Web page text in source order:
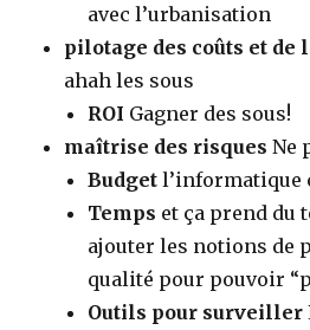
avec l’urbanisation
pilotage des coûts et de
ahah les sous
ROI Gagner des sous!
maîtrise des risques Ne
Budget l’informatique
Temps et ça prend du
ajouter les notions de
qualité pour pouvoir
Outils pour surveiller